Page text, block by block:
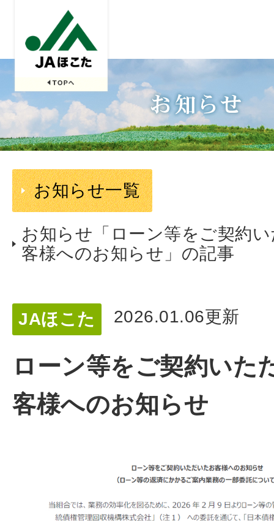
お知らせ一覧
お知らせ「ローン等をご契約
客様へのお知らせ」の記事
JAほこた 2026.01.06更新
ローン等をご契約いた
客様へのお知らせ